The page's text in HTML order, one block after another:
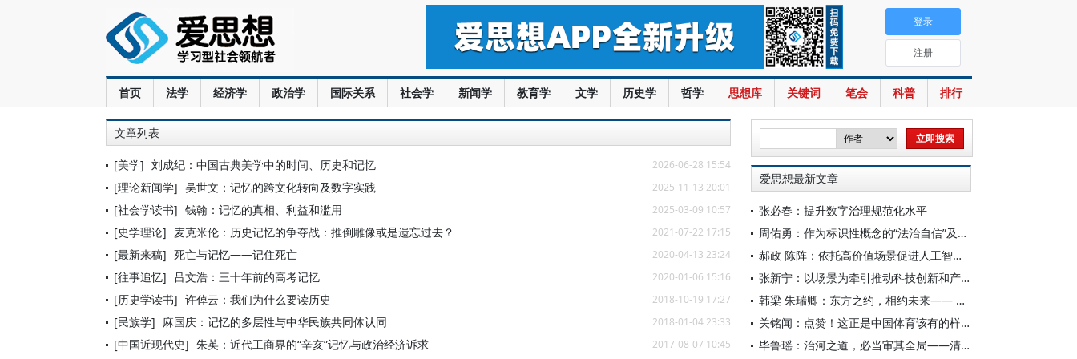
首页 法学 经济学 政治学 国际关系 社会学 新闻学 教育学 文学 历史学 哲学 思想库 关键词 笔会 科普 排行
登录
注册
文章列表
[美学] 刘成纪：中国古典美学中的时间、历史和记忆 2026-06-28 15:54
[理论新闻学] 吴世文：记忆的跨文化转向及数字实践 2025-11-13 20:01
[社会学读书] 钱翰：记忆的真相、利益和滥用 2025-03-09 10:57
[史学理论] 麦克米伦：历史记忆的争夺战：推倒雕像或是遗忘过去？ 2021-07-22 17:15
[最新来稿] 死亡与记忆——记住死亡 2020-04-13 23:24
[往事追忆] 吕文浩：三十年前的高考记忆 2020-01-06 15:16
[历史学读书] 许倬云：我们为什么要读历史 2018-10-19 17:27
[民族学] 麻国庆：记忆的多层性与中华民族共同体认同 2018-01-04 23:33
[中国近现代史] 朱英：近代工商界的“辛亥”记忆与政治经济诉求 2017-08-07 10:45
爱思想最新文章
张必春：提升数字治理规范化水平
周佑勇：作为标识性概念的“法治自信”及其时代意蕴
郝政 陈阵：依托高价值场景促进人工智能高质量数据集建设
张新宁：以场景为牵引推动科技创新和产业创新深度融合
韩梁 朱瑞卿：东方之约，相约未来—— 中国元首外交的世界情怀与大国气派
关铭闻：点赞！这正是中国体育该有的样子
毕鲁瑶：治河之道，必当审其全局——清代靳辅的治水理念与实践